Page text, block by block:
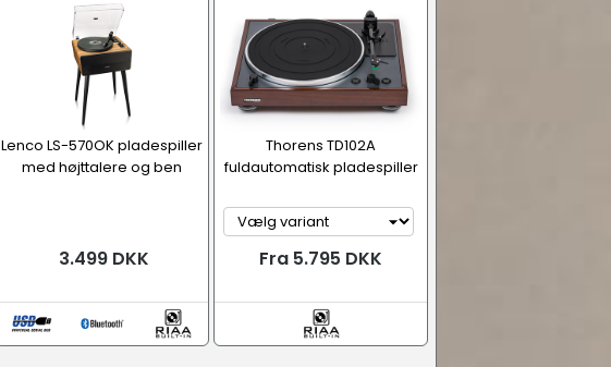
Lenco LS-570OK pladespiller
med højttalere og ben
3.499 DKK
Thorens TD102A
fuldautomatisk pladespiller
Fra 5.795 DKK